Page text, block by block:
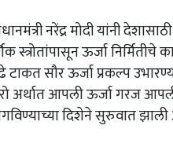
नरेंद्रमोदीयांनीदेशासाठी
स्त्रोतांपासूनऊर्जानिर्मितीचे
टाकतसौरऊर्जाप्रकल्प
अर्थातआपलीऊर्जागरज
दिशेनेसुरुवातझाली